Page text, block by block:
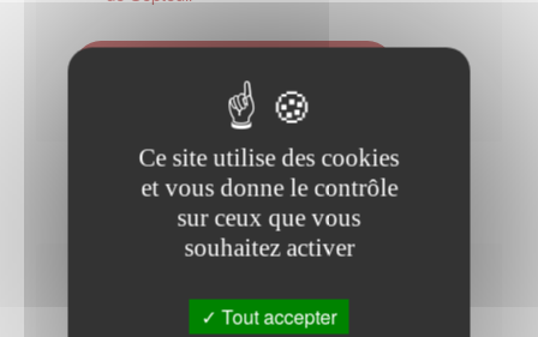
Horaires Mairie
Ce site utilise des cookies
et vous donne le contrôle
sur ceux que vous
souhaitez activer
Tout accepter